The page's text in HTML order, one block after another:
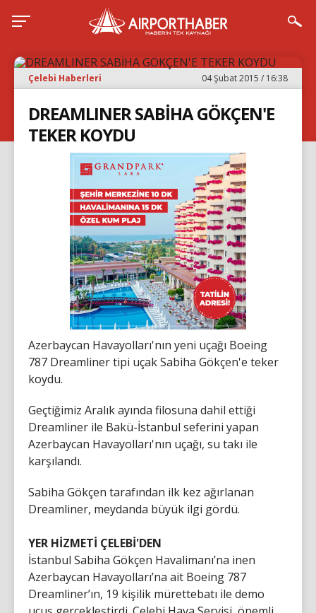
Çelebi Haberleri 04 Şubat 2015 / 16:38
DREAMLINER SABİHA GÖKÇEN'E
TEKER KOYDU
Azerbaycan Havayolları'nın yeni uçağı Boeing
787 Dreamliner tipi uçak Sabiha Gökçen'e teker
koydu.
Geçtiğimiz Aralık ayında filosuna dahil ettiği
Dreamliner ile Bakü-İstanbul seferini yapan
Azerbaycan Havayolları'nın uçağı, su takı ile
karşılandı.
Sabiha Gökçen tarafından ilk kez ağırlanan
Dreamliner, meydanda büyük ilgi gördü.
YER HİZMETİ ÇELEBİ'DEN
İstanbul Sabiha Gökçen Havalimanı’na inen
Azerbaycan Havayolları’na ait Boeing 787
Dreamliner’ın, 19 kişilik mürettebatı ile demo